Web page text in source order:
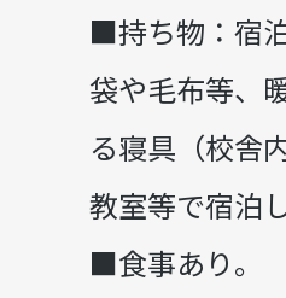
■持ち物：宿
袋や毛布等、
る寝具（校舎
教室等で宿泊
■食事あり。